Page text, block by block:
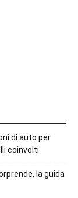
di auto per
coinvolti
la guida